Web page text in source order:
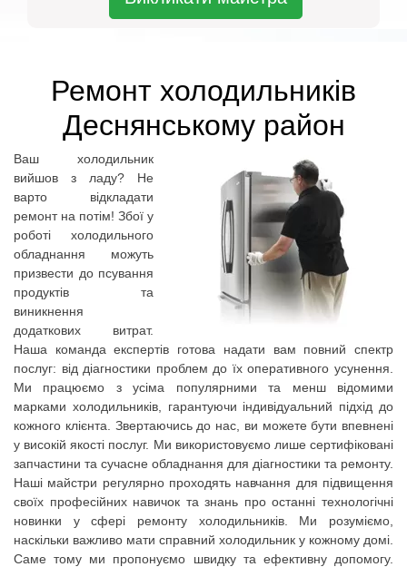
Ремонт холодильників
Деснянському район
Ваш холодильник
вийшов з ладу? Не
варто відкладати
ремонт на потім! Збої у
роботі холодильного
обладнання можуть
призвести до псування
продуктів та
виникнення
додаткових витрат.
Наша команда експертів готова надати вам повний спектр
послуг: від діагностики проблем до їх оперативного усунення.
Ми працюємо з усіма популярними та менш відомими
марками холодильників, гарантуючи індивідуальний підхід до
кожного клієнта. Звертаючись до нас, ви можете бути впевнені
у високій якості послуг. Ми використовуємо лише сертифіковані
запчастини та сучасне обладнання для діагностики та ремонту.
Наші майстри регулярно проходять навчання для підвищення
своїх професійних навичок та знань про останні технологічні
новинки у сфері ремонту холодильників. Ми розуміємо,
наскільки важливо мати справний холодильник у кожному домі.
Саме тому ми пропонуємо швидку та ефективну допомогу.